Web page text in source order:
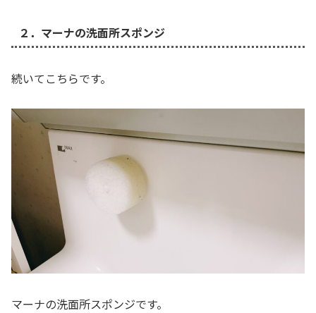
２．マーナの洗面所スポンジ
続いてこちらです。
マーナの洗面所スポンジです。